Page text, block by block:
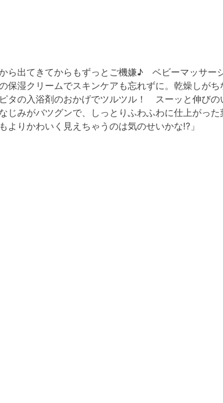
から出てきてからもずっとご機嫌♪ ベビーマッサー
保湿クリームでスキンケアも忘れずに。乾燥しがち
タの入浴剤のおかげでツルツル！ スーッと伸びの
じみがバツグンで、しっとりふわふわに仕上がった
よりかわいく見えちゃうのは気のせいかな⁉」